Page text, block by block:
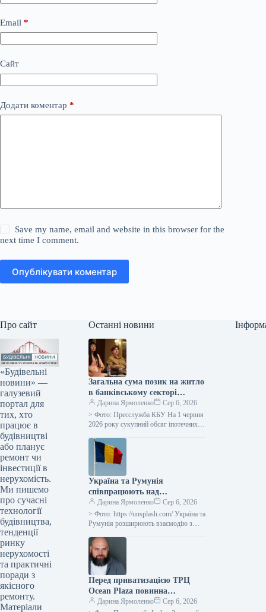
Email *
Сайт
Додати коментар *
Save my name, email and website in this browser for the
next time I comment.
Опублікувати коментар
Про сайт
«Будівельні
новини» —
галузевий
портал для
тих, хто
працює в
будівництві
або планує
ремонт чи
інвестиції в
нерухомість.
Ми пишемо
про сучасні
технології
будівництва,
тенденції
ринку
нерухомості
та практичні
поради з
якісного
ремонту.
Матеріали
Останні новини
Загальна сума позик на житло
в банківському секторі
досягла 50 мільярдів гривень.
Дарина Ярмоленко
Сер 6, 2026
> Фото: Пресслужба КБУ На 1 червня
2026 року сукупний обсяг іпотечних
мільярдів гривень,…
Україна та Румунія
співпрацюють над
збільшенням логістичного
потенціалу порту Констанца
Дарина Ярмоленко
Сер 6, 2026
> Фото: https://unsplash.com/ Україна та
Румунія розширюють взаємодію з
вітчизняної агропродукції через
румунську гавань Констанца, яка
трансформувалася…
Перед приватизацією ТРЦ
Ocean Plaza повинна
відбутися процедура
Дарина Ярмоленко
Сер 6, 2026